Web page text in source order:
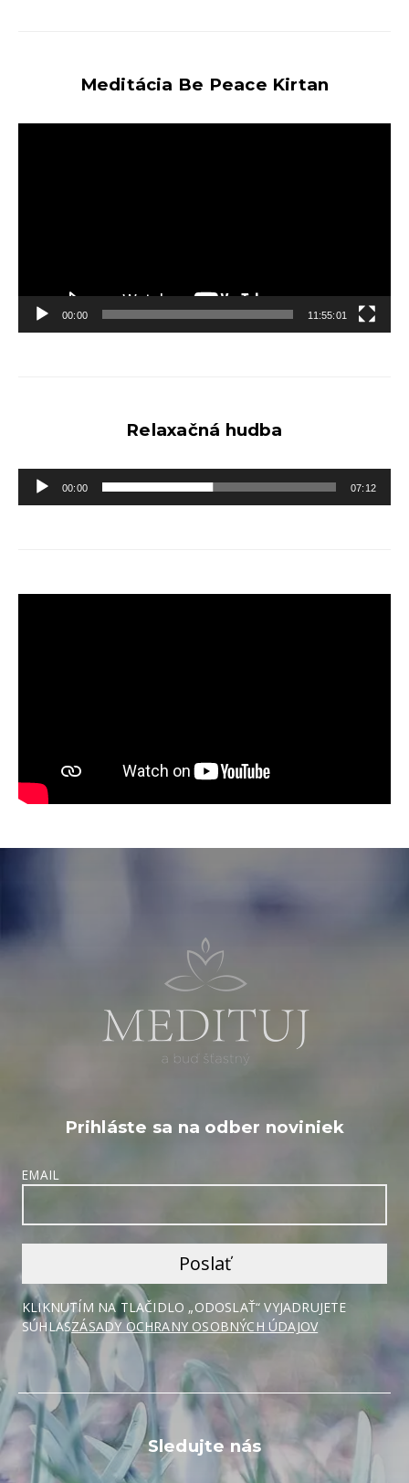
Meditácia Be Peace Kirtan
00:00 11:55:01
Relaxačná hudba
Audio
prehrávač
00:00 07:12
Prihláste sa na odber noviniek
EMAIL
KLIKNUTÍM NA TLAČIDLO „ODOSLAŤ“ VYJADRUJETE
SÚHLASZÁSADY OCHRANY OSOBNÝCH ÚDAJOV
Sledujte nás